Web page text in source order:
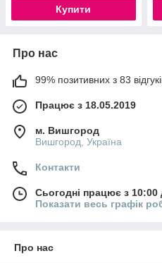
Купити
Про нас
99% позитивних з 83
Працює з 18.05.2019
м. Вишгород
Вишгород, Україна
Контакти
Сьогодні працює з 10:00
Показати весь графік
Про нас